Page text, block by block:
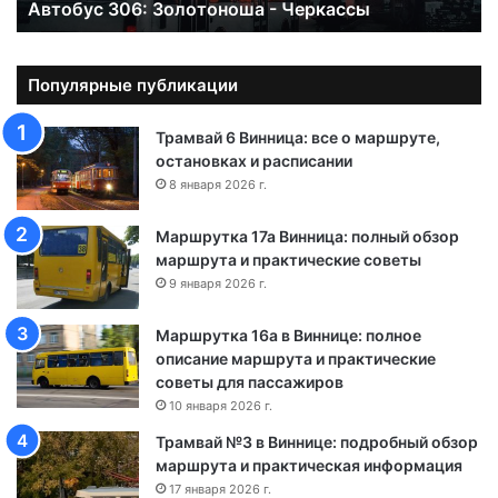
:
л
о
т
о
н
о
ш
а
-
Ч
е
р
к
а
с
с
ы
Автобус 306: Золотоноша - Черкассы
Популярные публикации
Трамвай 6 Винница: все о маршруте,
остановках и расписании
8 января 2026 г.
Маршрутка 17а Винница: полный обзор
маршрута и практические советы
9 января 2026 г.
Маршрутка 16а в Виннице: полное
описание маршрута и практические
советы для пассажиров
10 января 2026 г.
Трамвай №3 в Виннице: подробный обзор
маршрута и практическая информация
17 января 2026 г.